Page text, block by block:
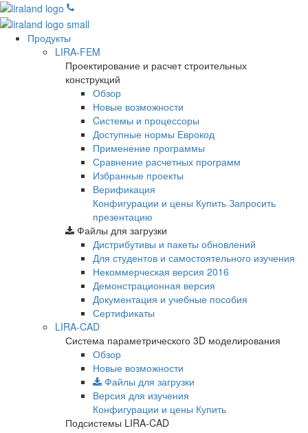
Продукты
LIRA-FEM
Проектирование и расчет строительных
конструкций
Обзор
Новые возможности
Cистемы и процессоры
Доступные нормы Еврокод
Применение программы
Сравнение расчетных программ
Избранные проекты
Верификация
Конфигурации и цены Купить Запросить
презентацию
Файлы для загрузки
Дистрибутивы и пакеты обновлений
Для студентов и самостоятельного изучения
Некоммерческая версия 2016
Демонстрационная версия
Документация и учебные пособия
Сертификаты
LIRA-CAD
Система параметрического 3D моделирования
Обзор
Новые возможности
Файлы для загрузки
Версия для изучения
Конфигурации и цены Купить
Подсистемы LIRA-CAD